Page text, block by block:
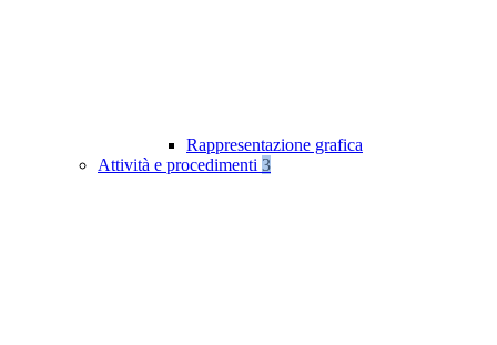
Rappresentazione grafica
Attività e procedimenti 3